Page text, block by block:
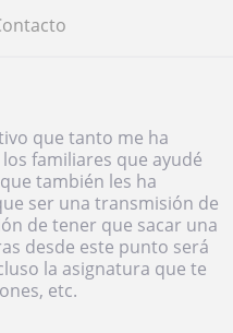
que tanto me ha
familiares que ayudé
también les ha
ser una transmisión de
de tener que sacar una
desde este punto será
la asignatura que te
etc.